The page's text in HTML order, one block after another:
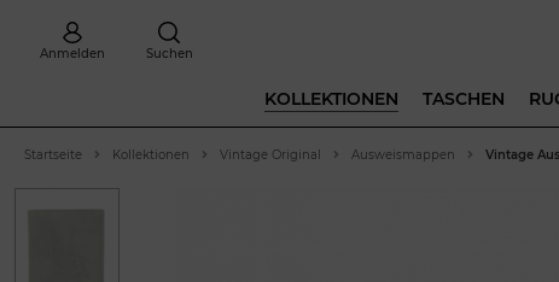
KOLLEKTIONEN TASCHEN
Suchen
Anmelden
Startseite Kollektionen Vintage Original Ausweismappen Vintage